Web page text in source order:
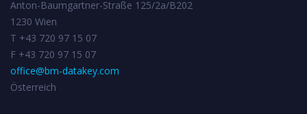
Anton-Baumgartner-Straße 125/2a/B202
1230 Wien
T +43 720 97 15 07
F +43 720 97 15 07
office@bm-datakey.com
Österreich